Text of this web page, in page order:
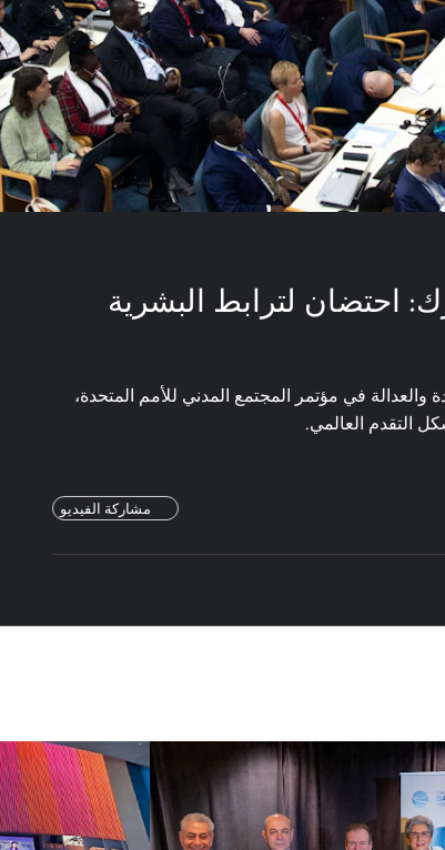
احتضان لترابط البشرية
والعدالة في مؤتمر المجتمع المدني للأمم المتحدة،
التقدم العالمي.
مشاركة الفيديو